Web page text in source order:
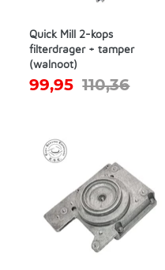
Quick Mill 2-kops
filterdrager + tamper
(walnoot)
99,95 110,36